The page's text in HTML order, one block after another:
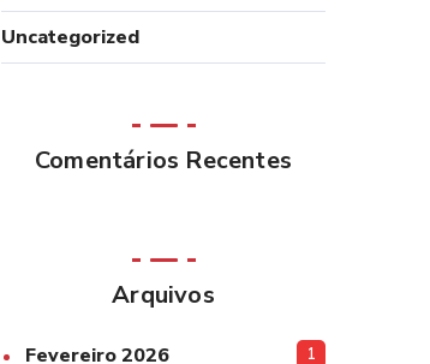
Uncategorized
Comentários Recentes
Arquivos
Fevereiro 2026 1